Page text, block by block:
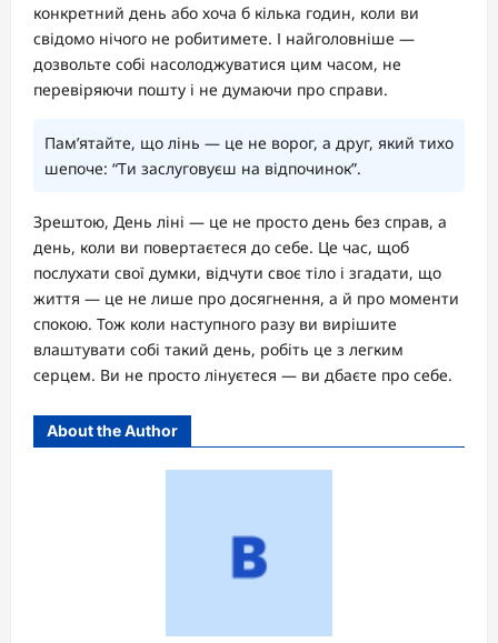
конкретний день або хоча б кілька годин, коли ви
свідомо нічого не робитимете. І найголовніше —
дозвольте собі насолоджуватися цим часом, не
перевіряючи пошту і не думаючи про справи.
Пам’ятайте, що лінь — це не ворог, а друг, який тихо
шепоче: “Ти заслуговуєш на відпочинок”.
Зрештою, День ліні — це не просто день без справ, а
день, коли ви повертаєтеся до себе. Це час, щоб
послухати свої думки, відчути своє тіло і згадати, що
життя — це не лише про досягнення, а й про моменти
спокою. Тож коли наступного разу ви вирішите
влаштувати собі такий день, робіть це з легким
серцем. Ви не просто лінуєтеся — ви дбаєте про себе.
About the Author